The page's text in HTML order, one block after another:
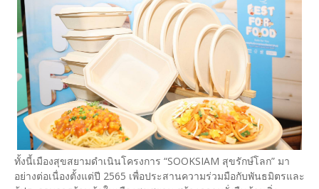
ทั้งนี้เมืองสุขสยามดำเนินโครงการ “SOOKSIAM สุขรักษ์โลก” มา
อย่างต่อเนื่องตั้งแต่ปี 2565 เพื่อประสานความร่วมมือกับพันธมิตรและ